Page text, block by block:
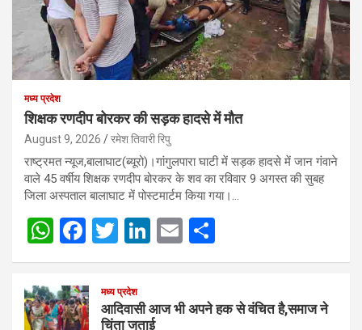
मध्य प्रदेश
शिक्षक रणदीप बोरकर की सड़क हादसे में मौत
August 9, 2026 रमेश तिवारी रिपु
राष्ट्रमत न्यूज,बालाघाट(ब्यूरो)।गांगुलपारा घाटी में सड़क हादसे में जान गंवाने
वाले 45 वर्षीय शिक्षक रणदीप बोरकर के शव का रविवार 9 अगस्त की सुबह
जिला अस्पताल बालाघाट में पोस्टमार्टम किया गया।…
W
h
at
s
F
a
ce
b
T
wi
tt
er
Li
n
dI
E
m h
e
मध्य प्रदेश
आदिवासी आज भी अपने हक से वंचित है,समाज ने
चिंता जताई